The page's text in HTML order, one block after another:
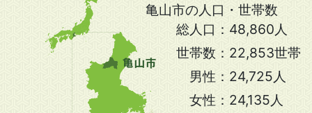
亀山市の人口・世帯数
総人口： 48,860人
世帯数： 22,853世帯
男性： 24,725人
女性： 24,135人